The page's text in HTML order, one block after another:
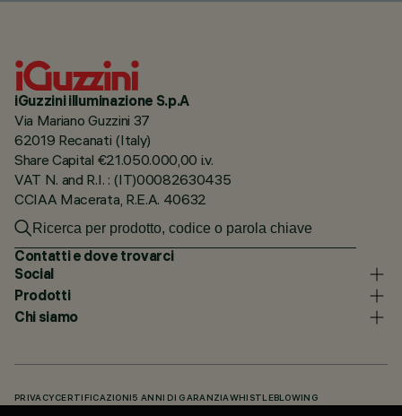
iGuzzini illuminazione S.p.A
Via Mariano Guzzini 37
62019 Recanati (Italy)
Share Capital €21.050.000,00 i.v.
VAT N. and R.I. : (IT)00082630435
CCIAA Macerata, R.E.A. 40632
Contatti e dove trovarci
Social
Prodotti
Chi siamo
PRIVACY CERTIFICAZIONI 5 ANNI DI GARANZIAWHISTLEBLOWING